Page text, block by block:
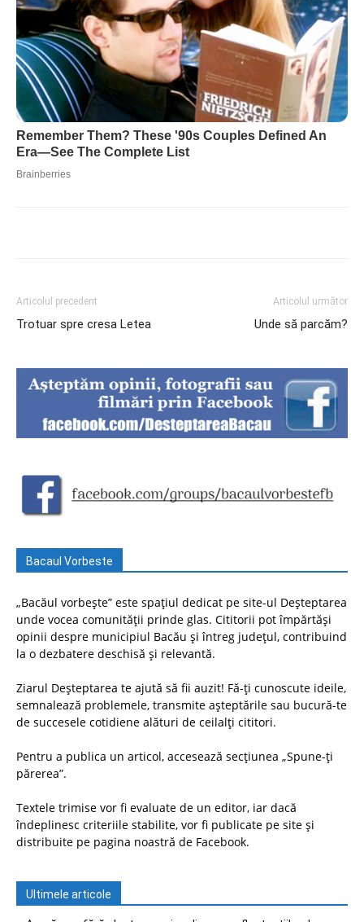
Articolul precedent
Trotuar spre cresa Letea
Articolul următor
Unde să parcăm?
Bacaul Vorbeste
„Bacăul vorbește” este spațiul dedicat pe site-ul Deșteptarea
unde vocea comunității prinde glas. Cititorii pot împărtăși
opinii despre municipiul Bacău și întreg județul, contribuind
la o dezbatere deschisă și relevantă.
Ziarul Deșteptarea te ajută să fii auzit! Fă-ți cunoscute ideile,
semnalează problemele, transmite așteptările sau bucură-te
de succesele cotidiene alături de ceilalți cititori.
Pentru a publica un articol, accesează secțiunea „Spune-ți
părerea”.
Textele trimise vor fi evaluate de un editor, iar dacă
îndeplinesc criteriile stabilite, vor fi publicate pe site și
distribuite pe pagina noastră de Facebook.
Ultimele articole